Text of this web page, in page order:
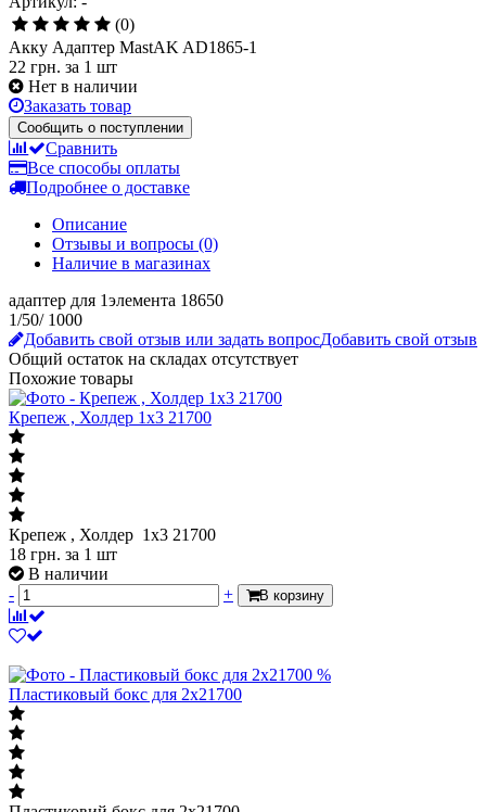
Артикул: -
(0)
Акку Адаптер MastAK AD1865-1
22 грн.за 1 шт
Нет в наличии
Заказать товар
Сообщить о поступлении
Все способы оплаты
Подробнее о доставке
Отзывы и вопросы(0)
Наличие в магазинах
адаптер для 1элемента 18650
1/50/ 1000
Добавить свой отзыв или задать вопрос
Общий остаток на складах
Похожие товары
Крепеж , Холдер 1x3 21700
Крепеж , Холдер 1x3 21700
18грн.за 1 шт
В наличии
Пластиковый бокс для 2x21700